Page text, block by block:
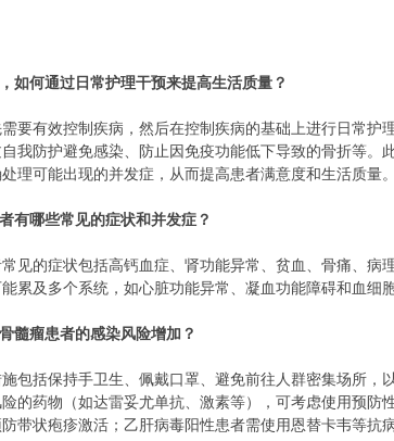
如何通过日常护理干预来提高生活质量？
要有效控制疾病，然后在控制疾病的基础上进行日常
我防护避免感染、防止因免疫功能低下导致的骨折等
理可能出现的并发症，从而提高患者满意度和生活质量。
有哪些常见的症状和并发症？
见的症状包括高钙血症、肾功能异常、贫血、骨痛、
累及多个系统，如心脏功能异常、凝血功能障碍和血细
髓瘤患者的感染风险增加？
包括保持手卫生、佩戴口罩、避免前往人群密集场所
的药物（如达雷妥尤单抗、激素等），可考虑使用预
带状疱疹激活；乙肝病毒阳性患者需使用恩替卡韦等